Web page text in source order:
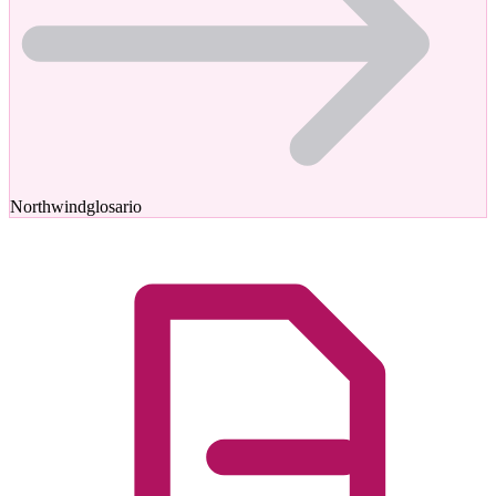
Northwindglosario